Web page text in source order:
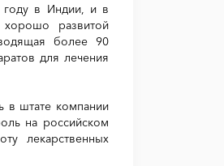
году в Индии, и в
развитой
более 90
для лечения
в штате компании
на российском
лекарственных